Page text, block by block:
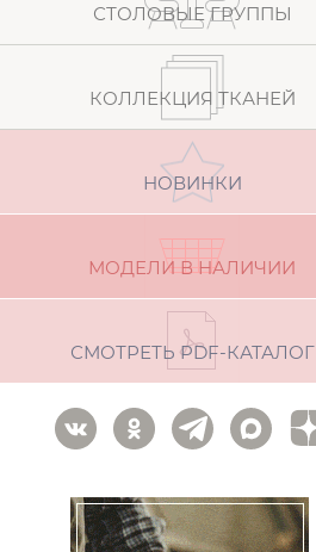
СТОЛОВЫЕ ГРУППЫ
КОЛЛЕКЦИЯ ТКАНЕЙ
НОВИНКИ
МОДЕЛИ В НАЛИЧИИ
СМОТРЕТЬ PDF-КАТАЛОГ